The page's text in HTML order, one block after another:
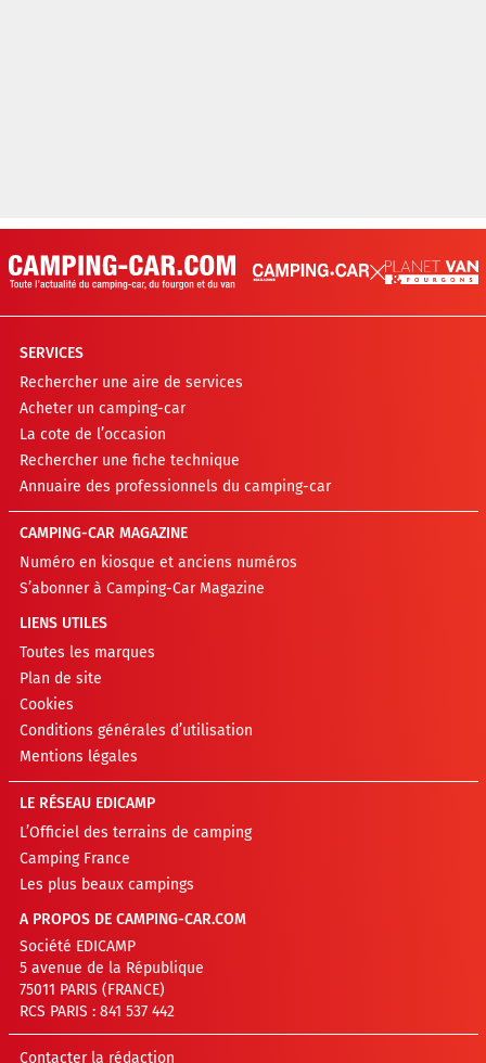
SERVICES
Rechercher une aire de services
Acheter un camping-car
La cote de l’occasion
Rechercher une fiche technique
Annuaire des professionnels du camping-car
CAMPING-CAR MAGAZINE
Numéro en kiosque et anciens numéros
S’abonner à Camping-Car Magazine
LIENS UTILES
Toutes les marques
Plan de site
Cookies
Conditions générales d’utilisation
Mentions légales
LE RÉSEAU EDICAMP
L’Officiel des terrains de camping
Camping France
Les plus beaux campings
A PROPOS DE CAMPING-CAR.COM
Société EDICAMP
5 avenue de la République
75011 PARIS (FRANCE)
RCS PARIS : 841 537 442
Contacter la rédaction